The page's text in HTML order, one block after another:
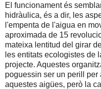
El funcionament és
hidràulica, és a dir, les
l'empenta de l'aigua en
aproximada de 15
mateixa lentitud del girar
les entitats ecologistes de
projecte. Aquestes
poguessin ser un perill
aquestes aigües, però la